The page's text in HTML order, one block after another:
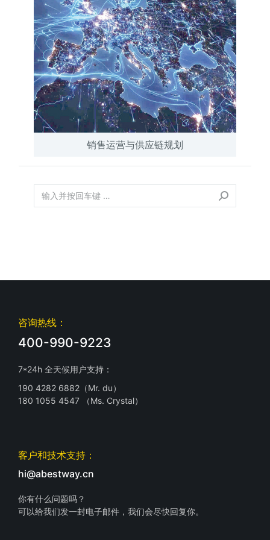
销售运营与供应链规划
咨询热线：
400-990-9223
7*24h 全天候用户支持：
190 4282 6882（Mr. du）
180 1055 4547 （Ms. Crystal）
客户和技术支持：
hi@abestway.cn
你有什么问题吗？
可以给我们发一封电子邮件，我们会尽快回复你。